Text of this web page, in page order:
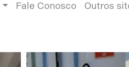
Fale Conosco Outros